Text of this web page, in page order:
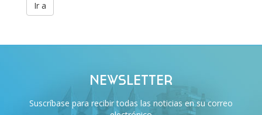
NEWSLETTER
Suscríbase para recibir todas las noticias en su correo